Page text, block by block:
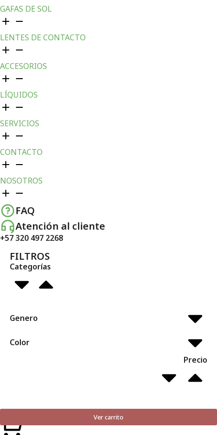
GAFAS DE SOL
LENTES DE CONTACTO
ACCESORIOS
LÍQUIDOS
SERVICIOS
CONTACTO
NOSOTROS
FAQ
Atención al cliente
+57 320 497 2268
FILTROS
Categorías
Genero
Color
Precio
Ver carrito